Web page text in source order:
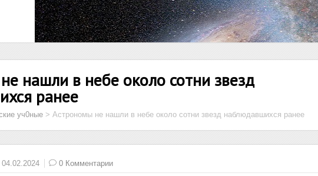
нашли в небе около сотни звезд
ранее
уч0ные > Астрономы не нашли в небе около сотни звезд наблюдавшихся ранее
04.02.2024 0 Комментарии